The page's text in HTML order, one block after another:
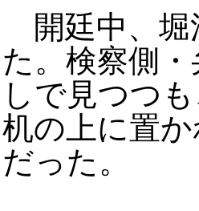
開廷中、堀
た。検察側
しで見つつ
机の上に置
だった。